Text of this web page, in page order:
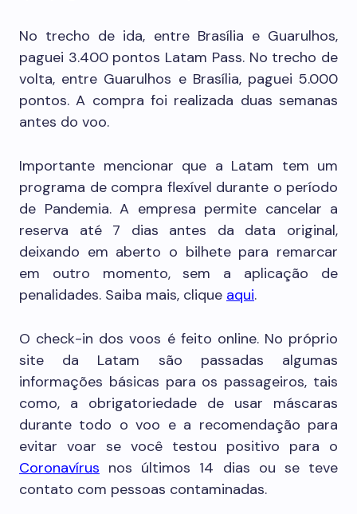
No trecho de ida, entre Brasília e Guarulhos,
paguei 3.400 pontos Latam Pass. No trecho de
volta, entre Guarulhos e Brasília, paguei 5.000
pontos. A compra foi realizada duas semanas
antes do voo.
Importante mencionar que a Latam tem um
programa de compra flexível durante o período
de Pandemia. A empresa permite cancelar a
reserva até 7 dias antes da data original,
deixando em aberto o bilhete para remarcar
em outro momento, sem a aplicação de
penalidades. Saiba mais, clique aqui.
O check-in dos voos é feito online. No próprio
site da Latam são passadas algumas
informações básicas para os passageiros, tais
como, a obrigatoriedade de usar máscaras
durante todo o voo e a recomendação para
evitar voar se você testou positivo para o
Coronavírus nos últimos 14 dias ou se teve
contato com pessoas contaminadas.